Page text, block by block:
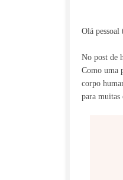
Olá pessoal
No post de
Como uma
corpo
para muitas